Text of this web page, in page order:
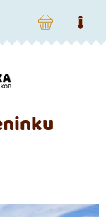
NÁKUPNÍ